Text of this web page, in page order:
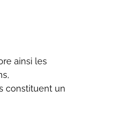
ainsi les
constituent un